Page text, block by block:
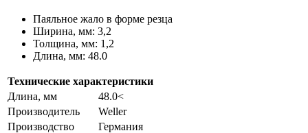
Паяльное жало в форме резца
Ширина, мм: 3,2
Толщина, мм: 1,2
Длина, мм: 48.0
Технические характеристики
Длина, мм
48.0<
Производитель
Weller
Производство
Германия